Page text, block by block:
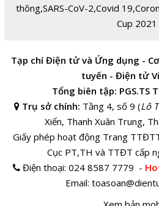
thông,SARS-CoV-2,Covid 19,
Cup 2021
Tạp chí Điện tử và Ứng dụng -
tuyến - Điện tử
Tổng biên tập: PGS.TS
Trụ sở chính: Tầng 4, số 9 (Lô
Xiển, Thanh Xuân Trung,
Giấy phép hoạt động Trang
Cục PT,TH và TTĐT cấp
Điện thoại:024 8587 7779 -
Email: